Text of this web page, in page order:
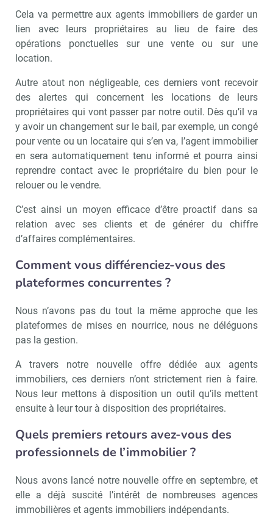
Cela va permettre aux agents immobiliers de garder un
lien avec leurs propriétaires au lieu de faire des
opérations ponctuelles sur une vente ou sur une
location.
Autre atout non négligeable, ces derniers vont recevoir
des alertes qui concernent les locations de leurs
propriétaires qui vont passer par notre outil. Dès qu’il va
y avoir un changement sur le bail, par exemple, un congé
pour vente ou un locataire qui s’en va, l’agent immobilier
en sera automatiquement tenu informé et pourra ainsi
reprendre contact avec le propriétaire du bien pour le
relouer ou le vendre.
C’est ainsi un moyen efficace d’être proactif dans sa
relation avec ses clients et de générer du chiffre
d’affaires complémentaires.
Comment vous différenciez-vous des
plateformes concurrentes ?
Nous n’avons pas du tout la même approche que les
plateformes de mises en nourrice, nous ne déléguons
pas la gestion.
A travers notre nouvelle offre dédiée aux agents
immobiliers, ces derniers n’ont strictement rien à faire.
Nous leur mettons à disposition un outil qu’ils mettent
ensuite à leur tour à disposition des propriétaires.
Quels premiers retours avez-vous des
professionnels de l’immobilier ?
Nous avons lancé notre nouvelle offre en septembre, et
elle a déjà suscité l’intérêt de nombreuses agences
immobilières et agents immobiliers indépendants.
Recevoir Immo Matin
Valider
Non merci, je reçois déjà
!
Je déciderai plus